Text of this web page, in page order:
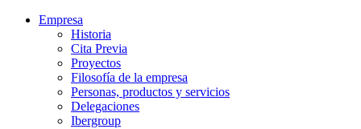
Empresa
Historia
Cita Previa
Proyectos
Filosofía de la empresa
Personas, productos y servicios
Delegaciones
Ibergroup